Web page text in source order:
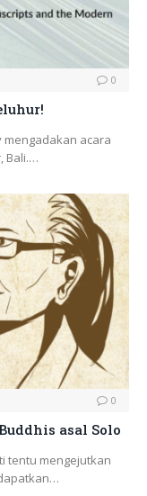
0
mengadakan acara
Bali.…
0
asal Solo
tentu mengejutkan